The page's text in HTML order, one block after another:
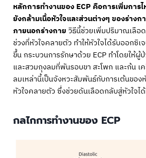
หลักการทำงานของ ECP คือการเพิ่มการไ
ยังกล้ามเนื้อหัวใจและส่วนต่างๆ ของร่างก
ภายนอกร่างกาย วิธีนี้ช่วยเพิ่มปริมาณเลือ
ช่วงที่หัวใจคลายตัว ทำให้หัวใจได้รับออกซิเ
ขึ้น กระบวนการรักษาด้วย ECP ทำโดยให้
และสวมถุงลมที่พันรอบขา สะโพก และก้น เ
ลมเหล่านี้เป็นจังหวะสัมพันธ์กับการเต้นของ
หัวใจคลายตัว ซึ่งช่วยดันเลือดกลับสู่หัวใจไ
กลไกการทำงานของ ECP